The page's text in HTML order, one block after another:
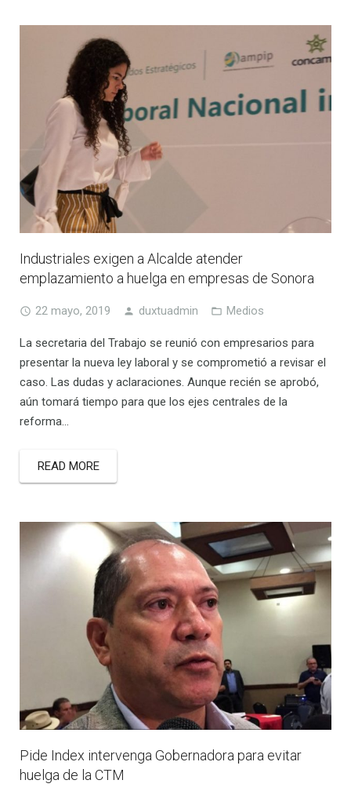
Industriales exigen a Alcalde atender
emplazamiento a huelga en empresas de Sonora
22 mayo, 2019 duxtuadmin Medios
La secretaria del Trabajo se reunió con empresarios para
presentar la nueva ley laboral y se comprometió a revisar el
caso. Las dudas y aclaraciones. Aunque recién se aprobó,
aún tomará tiempo para que los ejes centrales de la
reforma…
READ MORE
Pide Index intervenga Gobernadora para evitar
huelga de la CTM